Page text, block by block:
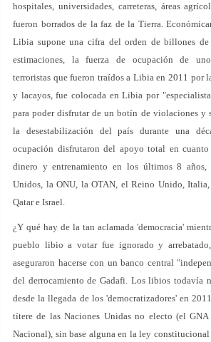
hospitales, universidades, carreteras, áreas
fueron borrados de la faz de la Tierra.
Libia supone una cifra del orden de billones de
estimaciones, la fuerza de ocupación de
terroristas que fueron traídos a Libia en 2011 por
y lacayos, fue colocada en Libia por
para poder disfrutar de un botín de violaciones y
la desestabilización del país durante una
ocupación disfrutaron del apoyo total en cuanto
dinero y entrenamiento en los últimos 8 años,
Unidos, la ONU, la OTAN, el Reino Unido, Italia,
Qatar e Israel.
¿Y qué hay de la tan aclamada 'democracia'
pueblo libio a votar fue ignorado y
aseguraron hacerse con un banco central
del derrocamiento de Gadafi. Los libios todavía
desde la llegada de los 'democratizadores' en
títere de las Naciones Unidas no electo (el
Nacional), sin base alguna en la ley